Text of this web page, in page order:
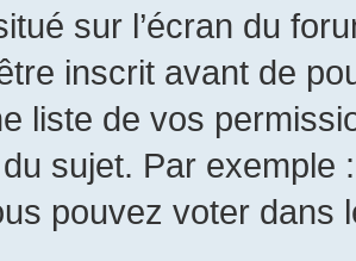
sur l’écran du
inscrit avant de
liste de vos
sujet. Par exemple
pouvez voter dans